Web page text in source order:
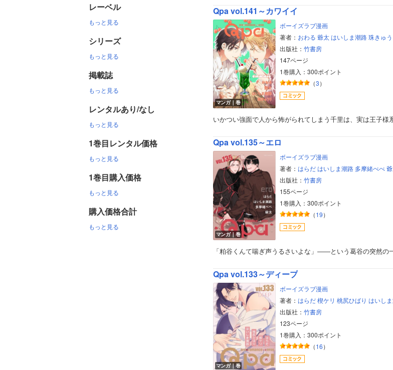
レーベル
もっと見る
シリーズ
もっと見る
掲載誌
もっと見る
レンタルあり/なし
もっと見る
1巻目レンタル価格
もっと見る
1巻目購入価格
もっと見る
購入価格合計
もっと見る
ボーイズラブ
ティーンズラブ
女性写真集
Qpa vol.141～カワイイ
マンガ｜巻
ボーイズラブ漫画
著者： おわる 爺太 はいしま潮路 珠きゅう
出版社： 竹書房
147ページ
1巻購入：300ポイント
（3）
いかつい強面で人から怖がられてしまう千里は、実は王子
Qpa vol.135～エロ
マンガ｜巻
ボーイズラブ漫画
著者： はらだ はいしま潮路 多摩緒べべ
出版社： 竹書房
155ページ
1巻購入：300ポイント
（19）
「粕谷くんて喘ぎ声うるさいよな」――という葛谷の突然
Qpa vol.133～ディープ
マンガ｜巻
ボーイズラブ漫画
著者： はらだ 楔ケリ 桃尻ひばり はいし
出版社： 竹書房
123ページ
1巻購入：300ポイント
（16）